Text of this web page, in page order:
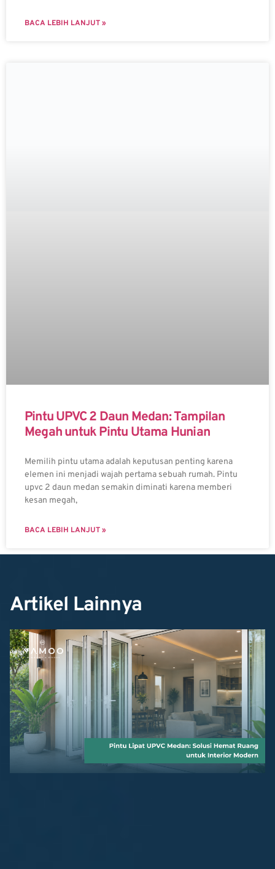
BACA LEBIH LANJUT »
Pintu UPVC 2 Daun Medan: Tampilan
Megah untuk Pintu Utama Hunian
Memilih pintu utama adalah keputusan penting karena
elemen ini menjadi wajah pertama sebuah rumah. Pintu
upvc 2 daun medan semakin diminati karena memberi
kesan megah,
BACA LEBIH LANJUT »
Artikel Lainnya